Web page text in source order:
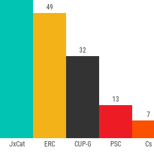
JxCat ERC CUP-G PSC Cs
49
32
13
7